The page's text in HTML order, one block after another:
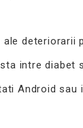
ale deteriorarii
intre diabet
Android sau